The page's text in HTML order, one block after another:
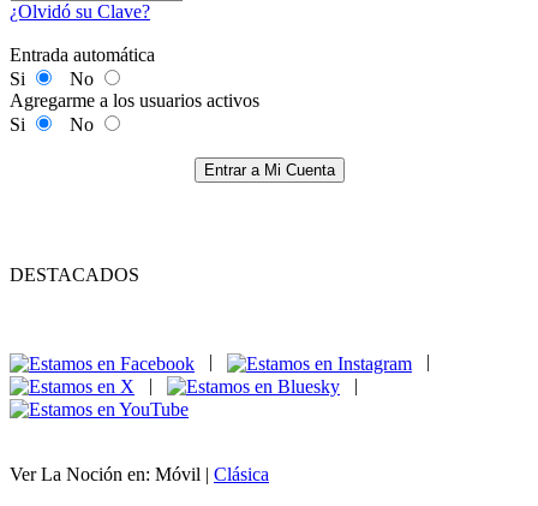
¿Olvidó su Clave?
Entrada automática
Si
No
Agregarme a los usuarios activos
Si
No
Entrar a Mi Cuenta
DESTACADOS
|
|
Ver La Noción en: Móvil | Clásica